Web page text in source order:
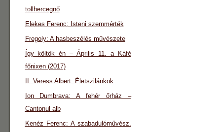
tollhercegnő
Elekes Ferenc: Isteni szemmérték
Fregoly: A hasbeszélés művészete
Így költök én – Április 11. a Káfé
főnixen (2017)
II. Veress Albert: Életszilánkok
Ion Dumbrava: A fehér őrház –
Cantonul alb
Kenéz Ferenc: A szabadulóművész.